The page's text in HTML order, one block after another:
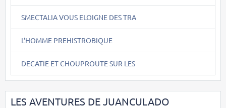
SMECTALIA VOUS ELOIGNE DES TRA
L'HOMME PREHISTROBIQUE
DECATIE ET CHOUPROUTE SUR LES
LES AVENTURES DE JUANCULADO